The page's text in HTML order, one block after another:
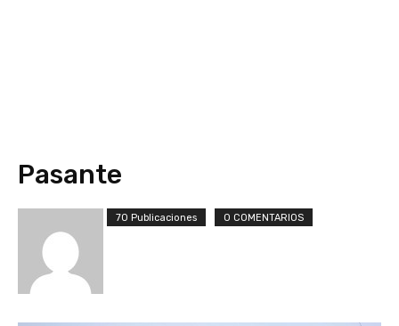
Pasante
70 Publicaciones 0 COMENTARIOS